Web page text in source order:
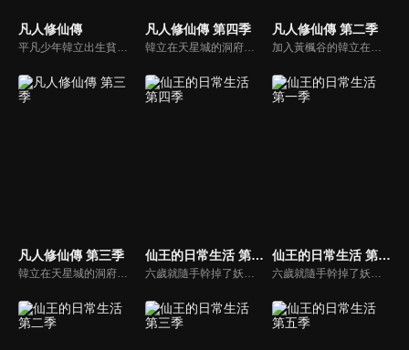
凡人修仙傳 凡人修仙傳 第四季
韓立在天星城的洞府內經年累月不斷苦修，終於成功結丹。出關後，韓立為煉製法寶尋訪靈物天雷竹，捲入了妙音門與極陰島、隱煞門間的爭鬥，終於成功煉製法寶——七十二口青竹蜂雲劍。此後韓立探索遺跡時遭遇了神秘強大的前元嬰期修士玄骨上人，並聽到了虛天殿的傳說。
凡人修仙傳 第二季
加入黃楓谷的韓立在提升到築基期後開始執行宗門任務並嶄露頭角，並獲得諸多機緣。然而魔道入侵迫使黃楓谷舉宗搬遷，與魔道屢有過節的韓立也成了棄子...
凡人修仙傳 第三季 仙王的日常生活 第四季 仙王的日常生活 第一季